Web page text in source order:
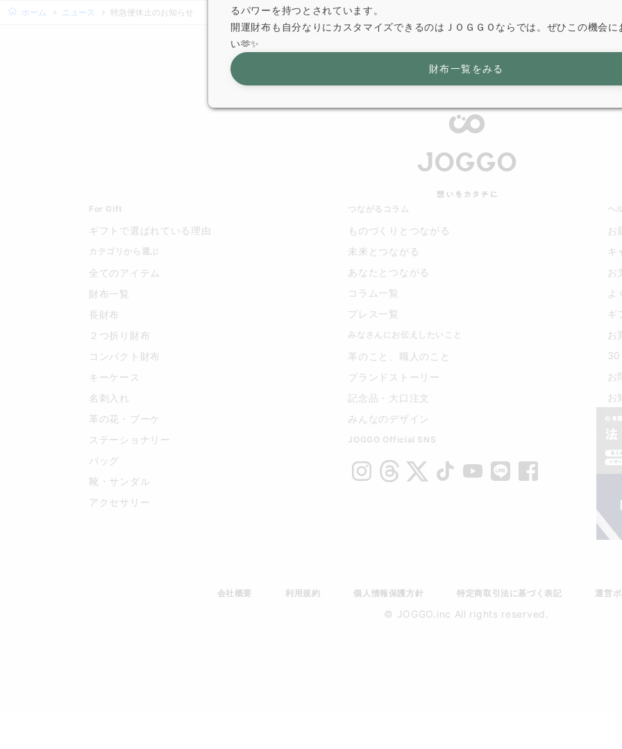
ホーム ニュース 特急便休止のお知らせ
For Gift
ギフトで選ばれている理由
カテゴリから選ぶ
全てのアイテム
財布一覧
長財布
２つ折り財布
コンパクト財布
キーケース
名刺入れ
革の花・ブーケ
ステーショナリー
バッグ
靴・サンダル
アクセサリー
つながるコラム
ものづくりとつながる
未来とつながる
あなたとつながる
コラム一覧
プレス一覧
みなさんにお伝えしたいこと
革のこと、職人のこと
ブランドストーリー
記念品・大口注文
みんなのデザイン
JOGGO Official SNS
ヘ
お
キ
お
よ
ギ
お
30
お
お
会社概要 利用規約 個人情報保護方針 特定商取引法に基づく表記 運営
© JOGGO.inc All rights reserved.
るパワーを持つとされています。
開運財布も自分なりにカスタマイズできるのはＪＯＧＧＯならでは。ぜひこの機会
い🫶✨
財布一覧をみる